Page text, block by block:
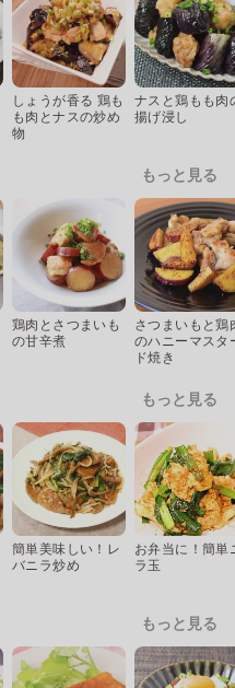
しょうが香る 鶏も
も肉とナスの炒め
物
ナスと鶏もも肉
揚げ浸し
もっと見る
鶏肉とさつまいも
の甘辛煮
さつまいもと鶏
のハニーマスタ
ド焼き
もっと見る
簡単美味しい！レ
バニラ炒め
お弁当に！簡単
ラ玉
もっと見る